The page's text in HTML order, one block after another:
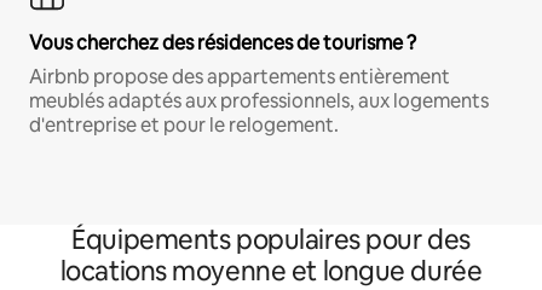
Vous cherchez des résidences de tourisme ?
Airbnb propose des appartements entièrement
meublés adaptés aux professionnels, aux logements
d'entreprise et pour le relogement.
Équipements populaires pour des
locations moyenne et longue durée